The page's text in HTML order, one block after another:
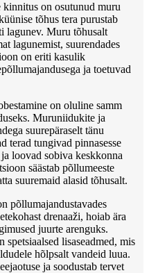
on osutunud muru
tõhus tera purustab
lagunev. Muru tõhusalt
lagunemist, suurendades
on eriti kasulik
ja toetuvad
on oluline samm
Muruniidukite ja
suurepäraselt tänu
terad tungivad pinnasesse
loovad sobiva keskkonna
säästab põllumeeste
suuremaid alasid tõhusalt.
põllumajandustavades
drenaaži, hoiab ära
juurte arenguks.
lisaseadmed, mis
hõlpsalt vandeid luua.
ja soodustab tervet